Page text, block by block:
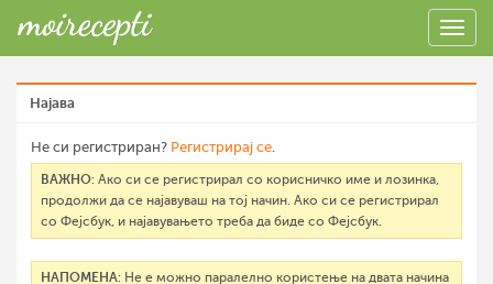
Најава
Не си регистриран? Регистрирај се.
ВАЖНО: Ако си се регистрирал со корисничко име и лозинка,
продолжи да се најавуваш на тој начин. Ако си се регистрирал
со Фејсбук, и најавувањето треба да биде со Фејсбук.
НАПОМЕНА: Не е можно паралелно користење на двата начина